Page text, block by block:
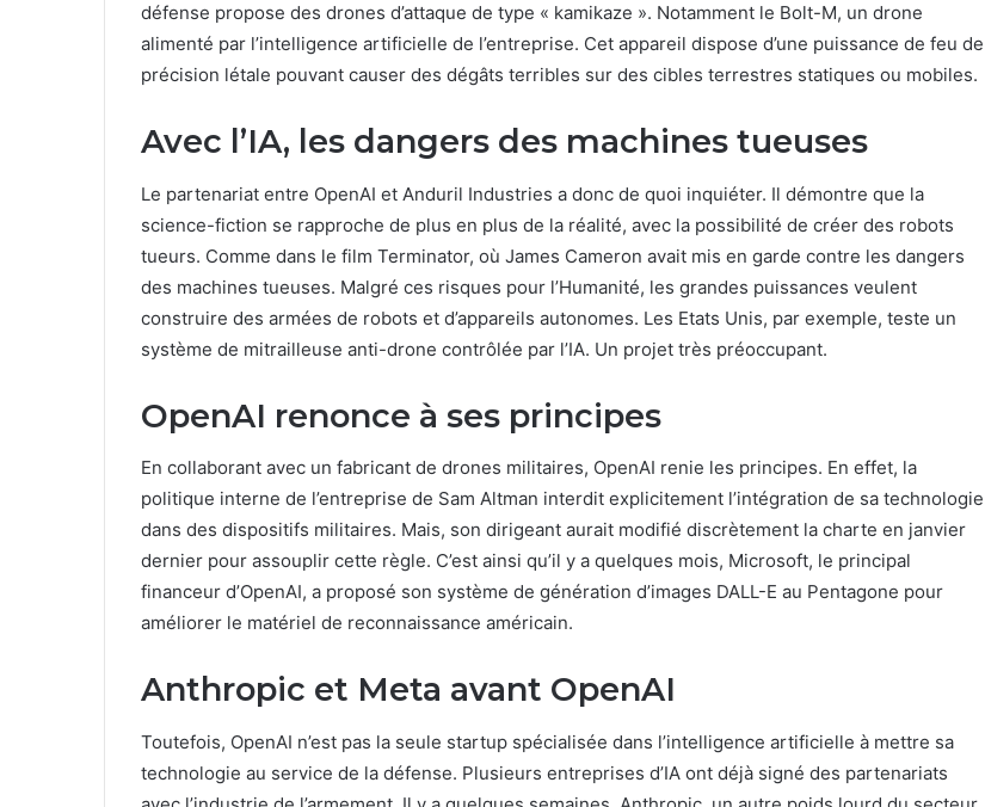
défense propose des drones d’attaque de type « kamikaze ». Notamment le Bolt-M, un drone
alimenté par l’intelligence artificielle de l’entreprise. Cet appareil dispose d’une puissance de feu de
précision létale pouvant causer des dégâts terribles sur des cibles terrestres statiques ou mobiles.
Avec l’IA, les dangers des machines tueuses
Le partenariat entre OpenAI et Anduril Industries a donc de quoi inquiéter. Il démontre que la
science-fiction se rapproche de plus en plus de la réalité, avec la possibilité de créer des robots
tueurs. Comme dans le film Terminator, où James Cameron avait mis en garde contre les dangers
des machines tueuses. Malgré ces risques pour l’Humanité, les grandes puissances veulent
construire des armées de robots et d’appareils autonomes. Les Etats Unis, par exemple, teste un
système de mitrailleuse anti-drone contrôlée par l’IA. Un projet très préoccupant.
OpenAI renonce à ses principes
En collaborant avec un fabricant de drones militaires, OpenAI renie les principes. En effet, la
politique interne de l’entreprise de Sam Altman interdit explicitement l’intégration de sa technologie
dans des dispositifs militaires. Mais, son dirigeant aurait modifié discrètement la charte en janvier
dernier pour assouplir cette règle. C’est ainsi qu’il y a quelques mois, Microsoft, le principal
financeur d’OpenAI, a proposé son système de génération d’images DALL-E au Pentagone pour
améliorer le matériel de reconnaissance américain.
Anthropic et Meta avant OpenAI
Toutefois, OpenAI n’est pas la seule startup spécialisée dans l’intelligence artificielle à mettre sa
technologie au service de la défense. Plusieurs entreprises d’IA ont déjà signé des partenariats